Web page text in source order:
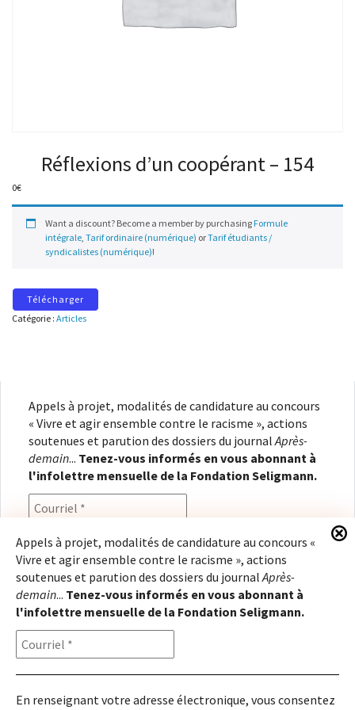
Réflexions d’un coopérant – 154
0€
Want a discount? Become a member by purchasing Formule
intégrale, Tarif ordinaire (numérique) orTarif étudiants /
syndicalistes (numérique)!
Télécharger
Catégorie : Articles
Appels à projet, modalités de candidature au concours
« Vivre et agir ensemble contre le racisme », actions
soutenues et parution des dossiers du journal Après-
demain... Tenez-vous informés en vous abonnant à
l'infolettre mensuelle de la Fondation Seligmann.
En renseignant votre adresse électronique, vous
consentez à recevoir l'infolettre de la Fondation
Seligmann, conformément à notrepolitique de
confidentialité. Il vous sera possible de vous
désabonner à tout moment.
Appels à projet, modalités de candidature au concours «
Vivre et agir ensemble contre le racisme », actions
soutenues et parution des dossiers du journalAprès-
demain... Tenez-vous informés en vous abonnant à
l'infolettre mensuelle de la Fondation Seligmann.
En renseignant votre adresse électronique, vous consentez